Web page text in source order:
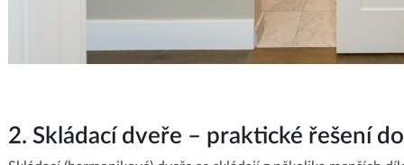
2. Skládací dveře – praktické řešení